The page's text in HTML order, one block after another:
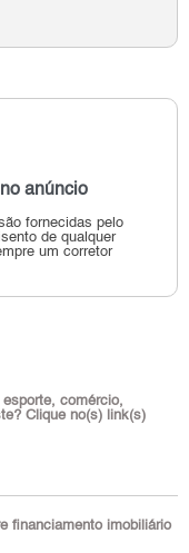
anúncio
fornecidas pelo
de qualquer
um corretor
comércio,
Clique no(s) link(s)
financiamento imobiliário